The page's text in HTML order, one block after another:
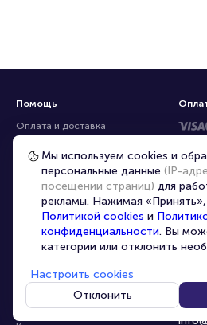
Помощь
Оплата и доставка
Частые вопросы
Перепродажа билетов
Организаторам
Корпоративным клиентам
VIP-билеты
Персональные данные
О компании
8-
8-
Мы используем cookies и
персональные данные (IP-
посещении страниц) для
рекламы. Нажимая
Политикой cookies и
конфиденциальности. Вы
категории или отклонить
Настроить cookies
Отклонить